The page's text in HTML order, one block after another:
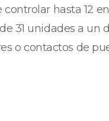
hasta 12
31 unidades a un
o contactos de